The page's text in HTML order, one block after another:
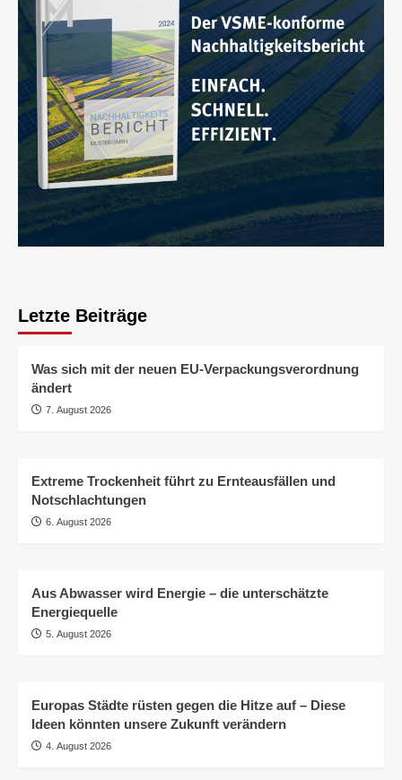
Letzte Beiträge
Was sich mit der neuen EU-Verpackungsverordnung
ändert
7. August 2026
Extreme Trockenheit führt zu Ernteausfällen und
Notschlachtungen
6. August 2026
Aus Abwasser wird Energie – die unterschätzte
Energiequelle
5. August 2026
Europas Städte rüsten gegen die Hitze auf – Diese
Ideen könnten unsere Zukunft verändern
4. August 2026